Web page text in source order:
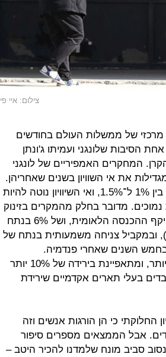
צילום: איי פי
מרכזי של ממשלות העולם בחודשים
הסיבות שלונגני ועמיתו ג'ונתן
המחקרים האמפיריים של לונגני
את אי השוויון בשנים שאחריהן.
העלייה במדד הג׳יני עומד במקרים כאלה על בין 1% ל־1.5%, ואי השיוויון נוטה להיות
נמוכים. מדובר בחלק מהמקרים בזינוק
חד של עד 10% בנתח של העשירון העליון בהיקף ההכנסה הלאומית, ושל 6% בנתח
ובמקביל צניחה משמעותית בנתח של
התחתונים שנעה בין 6% ל־15% בחמש השנים שאחרי פנדמיה.
התעסוקה של מחוסרי השכלה נפגעת הרבה יותר, ומתאפיינת בירידה של 10% יותר
בעלי תארים אקדמיים שירידת
כי הן הורגות אנשים וזה
אבל הממצאים מספרים סיפור
סביב מונח שלמדנו להכיר היטב –